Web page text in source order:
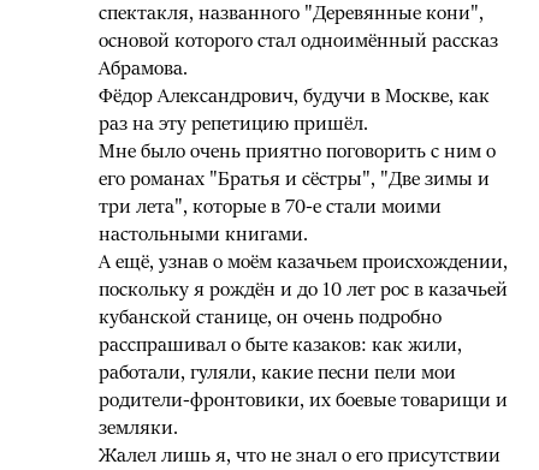
спектакля, названного "Деревянные кони",
основой которого стал одноимённый рассказ
Абрамова.
Фёдор Александрович, будучи в Москве, как
раз на эту репетицию пришёл.
Мне было очень приятно поговорить с ним о
его романах "Братья и сёстры", "Две зимы и
три лета", которые в 70-е стали моими
настольными книгами.
А ещё, узнав о моём казачьем происхождении,
поскольку я рождён и до 10 лет рос в казачьей
кубанской станице, он очень подробно
расспрашивал о быте казаков: как жили,
работали, гуляли, какие песни пели мои
родители-фронтовики, их боевые товарищи и
земляки.
Жалел лишь я, что не знал о его присутствии